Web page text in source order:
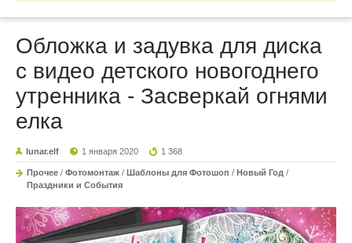
Обложка и задувка для диска
с видео детского новогоднего
утренника - Засверкай огнями
елка
lunar.elf 1 января 2020 1 368
Прочее / Фотомонтаж / Шаблоны для Фотошоп / Новый Год /
Праздники и События